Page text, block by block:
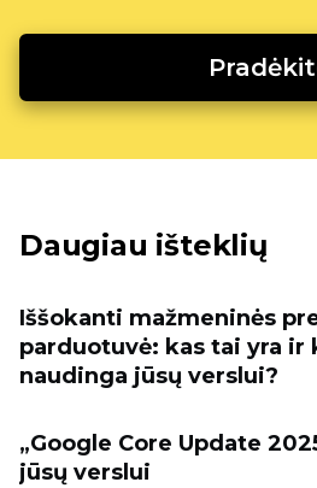
Daugiau išteklių
Iššokanti mažmeninės
parduotuvė: kas tai yra ir
naudinga jūsų verslui?
„Google Core Update
jūsų verslui